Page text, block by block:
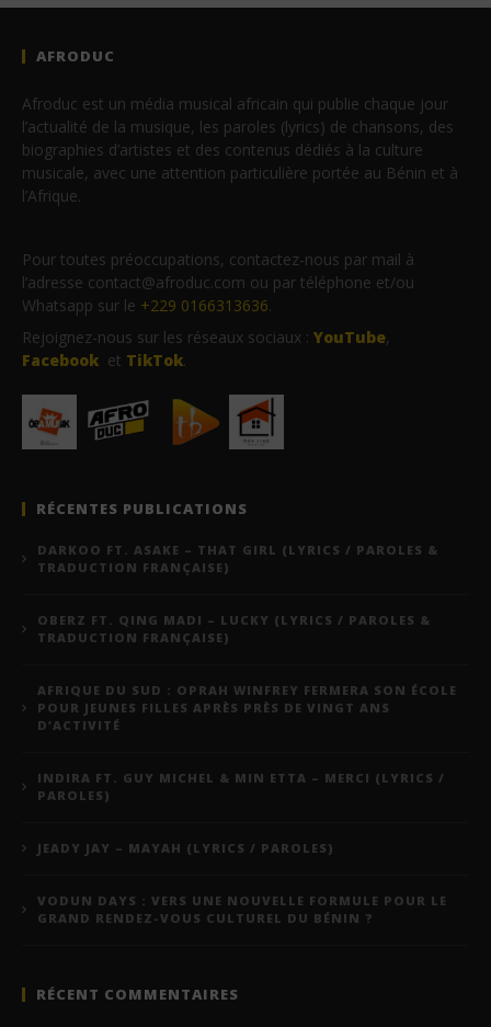
AFRODUC
Afroduc est un média musical africain qui publie chaque jour
l’actualité de la musique, les paroles (lyrics) de chansons, des
biographies d’artistes et des contenus dédiés à la culture
musicale, avec une attention particulière portée au Bénin et à
l’Afrique.
Pour toutes préoccupations, contactez-nous par mail à
l’adresse contact@afroduc.com ou par téléphone et/ou
Whatsapp sur le +229 0166313636.
Rejoignez-nous sur les réseaux sociaux : YouTube,
Facebook et TikTok.
RÉCENTES PUBLICATIONS
DARKOO FT. ASAKE – THAT GIRL (LYRICS / PAROLES &
TRADUCTION FRANÇAISE)
OBERZ FT. QING MADI – LUCKY (LYRICS / PAROLES &
TRADUCTION FRANÇAISE)
AFRIQUE DU SUD : OPRAH WINFREY FERMERA SON ÉCOLE
POUR JEUNES FILLES APRÈS PRÈS DE VINGT ANS
D’ACTIVITÉ
INDIRA FT. GUY MICHEL & MIN ETTA – MERCI (LYRICS /
PAROLES)
JEADY JAY – MAYAH (LYRICS / PAROLES)
VODUN DAYS : VERS UNE NOUVELLE FORMULE POUR LE
GRAND RENDEZ-VOUS CULTUREL DU BÉNIN ?
RÉCENT COMMENTAIRES